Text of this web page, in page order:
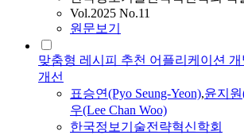
Vol.2025 No.11
원문보기
맞춤형 레시피 추천 어플리케이션
개선
표승연(Pyo Seung-Yeon),윤지원
우(Lee Chan Woo)
한국정보기술전략혁신학회